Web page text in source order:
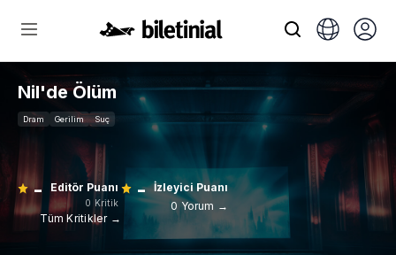
Nil'de Ölüm
Dram Gerilim Suç
- Editör Puanı
0 Kritik
Tüm Kritikler →
- İzleyici Puanı
0 Yorum →